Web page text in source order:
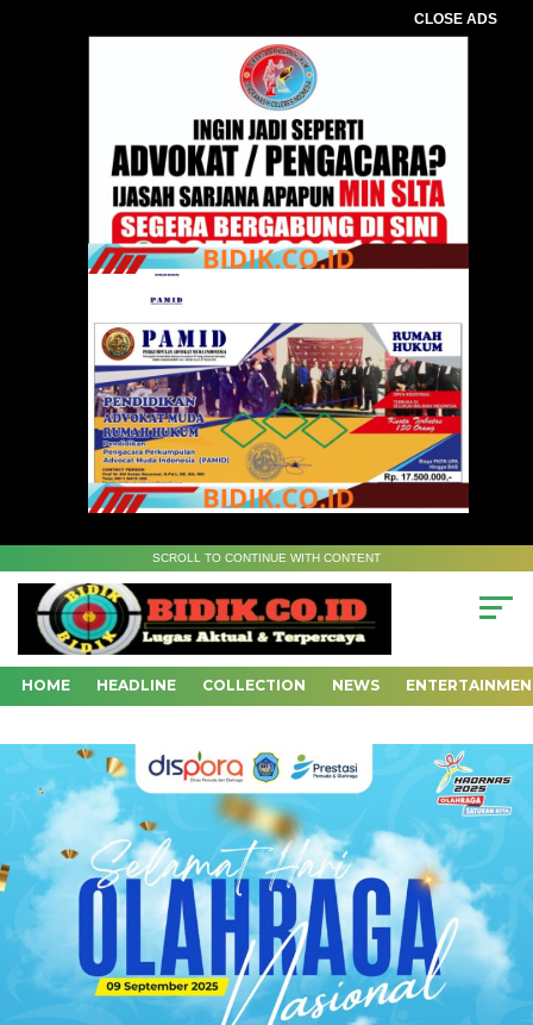
CLOSE ADS
SCROLL TO CONTINUE WITH CONTENT
HOME HEADLINE COLLECTION NEWS